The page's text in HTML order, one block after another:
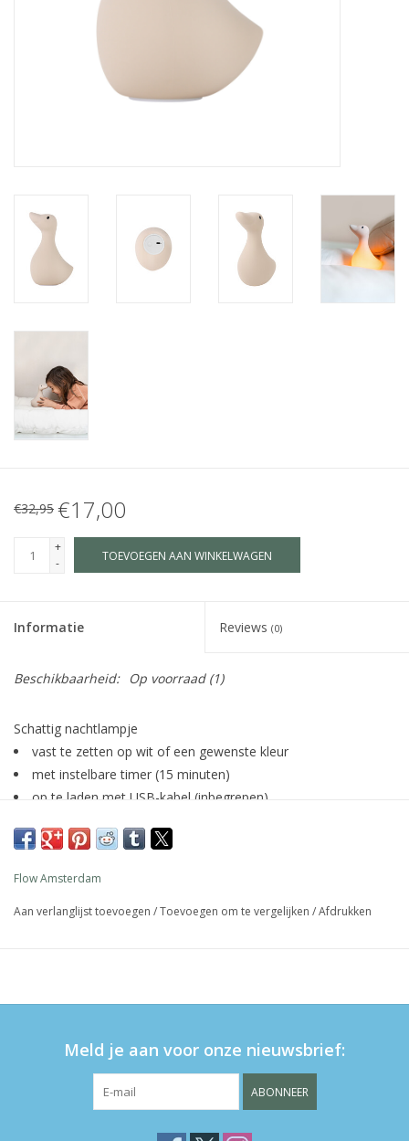
€32,95 €17,00
+
-
TOEVOEGEN AAN WINKELWAGEN
Informatie Reviews (0)
Beschikbaarheid: Op voorraad(1)
Schattig nachtlampje
vast te zetten op wit of een gewenste kleur
met instelbare timer (15 minuten)
op te laden met USB-kabel (inbegrepen)
hoogte: 19cm
Flow Amsterdam
Aan verlanglijst toevoegen /Toevoegen om te vergelijken /Afdrukken
Meld je aan voor onze nieuwsbrief:
ABONNEER